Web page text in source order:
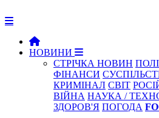
НОВИНИ
СТРІЧКА НОВИН
ФІНАНСИ
КРИМІНАЛ СВІТ
ВІЙНА НАУКА /
ЗДОРОВ'Я ПОГОДА